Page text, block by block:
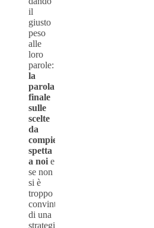
il
giusto
peso
alle
loro
parole:
la
parola
finale
sulle
scelte
da
compiere
spetta
a noi e
se non
si è
troppo
convinti
di una
strategia